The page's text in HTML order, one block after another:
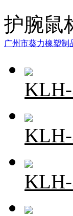
护腕鼠
广州市葵力橡塑制